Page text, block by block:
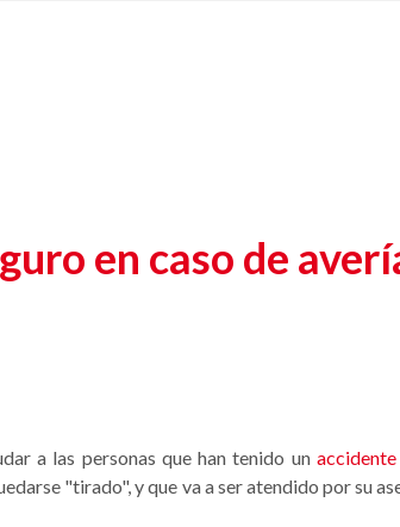
en caso de
a las personas que han tenido unaccidente
"tirado", y que va a ser atendido por su